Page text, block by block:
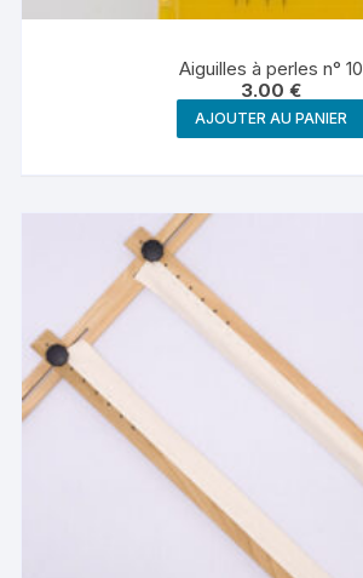
Aiguilles à perles n° 10
3.00 €
AJOUTER AU PANIER